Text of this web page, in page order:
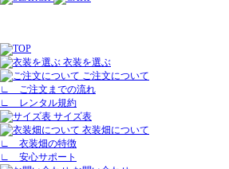
衣装を選ぶ
ご注文について
∟ ご注文までの流れ
∟ レンタル規約
サイズ表
衣装畑について
∟ 衣装畑の特徴
∟ 安心サポート